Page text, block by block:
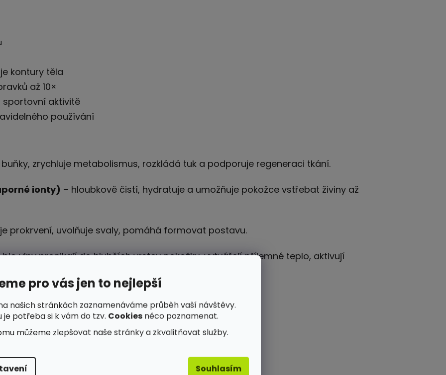
pro vás jen to nejlepší
našich stránkách zaznamenáváme průběh vaší návštěvy.
je potřeba si k vám do tzv. Cookies něco poznamenat.
můžeme zlepšovat naše stránky a zkvalitňovat služby.
Souhlasím
kontury těla
až 10×
sportovní aktivitě
používání
zrychluje metabolismus, rozkládá tuk a podporuje regeneraci tkání.
ionty) – hloubkově čistí, hydratuje a umožňuje pokožce vstřebat živiny až
prokrvení, uvolňuje svaly, pomáhá formovat postavu.
vlny pronikají do hlubších vrstev pokožky, vytvářejí příjemné teplo, aktivují
podporuje tvorbu kolagenu.
léčí akné a jizvy.
a osvěžuje pleť.